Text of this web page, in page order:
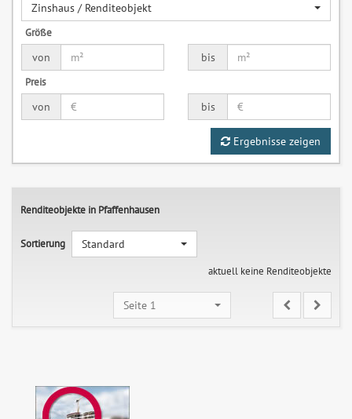
Zinshaus / Renditeobjekt
Größe
von
bis
Preis
von
bis
Ergebnisse zeigen
Renditeobjekte in Pfaffenhausen
Sortierung
Standard
aktuell keine Renditeobjekte
Seite 1